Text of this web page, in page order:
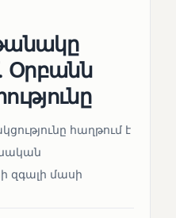
Օրբանն
հաղթում է
զգալի մասի